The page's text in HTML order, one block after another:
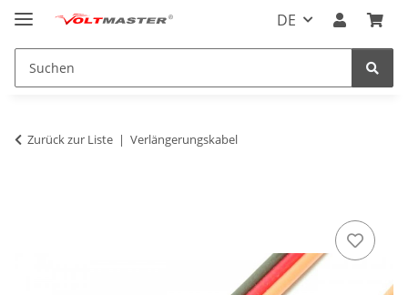
DE
Zurück zur Liste Verlängerungskabel